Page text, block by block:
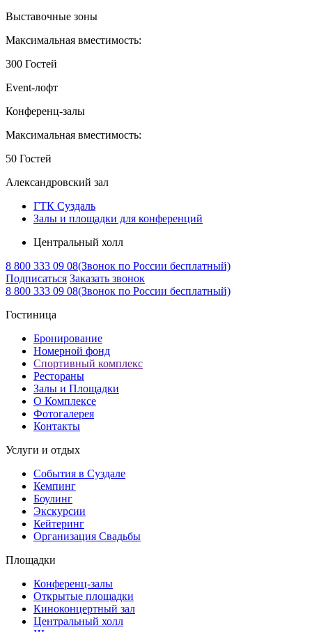
Выставочные зоны
Максимальная вместимость:
300 Гостей
Event-лофт
Конференц-залы
Максимальная вместимость:
50 Гостей
Александровский зал
ГТК Суздаль
Залы и площадки для конференций
Центральный холл
8 800 333 09 08(Звонок по России бесплатный)
Подписаться Заказать звонок
8 800 333 09 08(Звонок по России бесплатный)
Гостиница
Бронирование
Номерной фонд
Спортивный комплекс
Рестораны
Залы и Площадки
О Комплексе
Фотогалерея
Контакты
Услуги и отдых
События в Суздале
Кемпинг
Боулинг
Экскурсии
Кейтеринг
Организация Cвадьбы
Площадки
Конференц-залы
Открытые площадки
Киноконцертный зал
Центральный холл